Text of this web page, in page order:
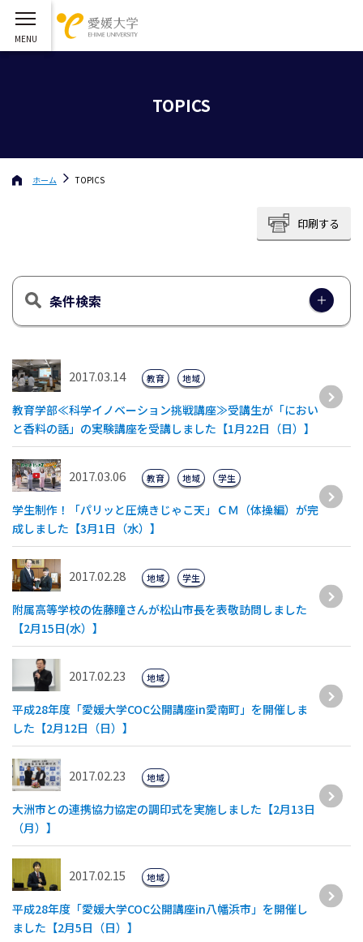
TOPICS
ホーム TOPICS
印刷する
条件検索
2017.03.14
教育学部≪科学イノベーション挑戦講座≫受講生が「におい
と香料の話」の実験講座を受講しました【1月22日（日）】
教育 地域
2017.03.06
学生制作！「パリッと圧焼きじゃこ天」ＣＭ（体操編）が完
成しました【3月1日（水）】
教育 地域 学生
2017.02.28
附属高等学校の佐藤瞳さんが松山市長を表敬訪問しました
【2月15日(水）】
地域 学生
2017.02.23
平成28年度「愛媛大学COC公開講座in愛南町」を開催しま
した【2月12日（日）】
地域
2017.02.23
大洲市との連携協力協定の調印式を実施しました【2月13日
（月）】
地域
2017.02.15
平成28年度「愛媛大学COC公開講座in八幡浜市」を開催し
ました【2月5日（日）】
地域